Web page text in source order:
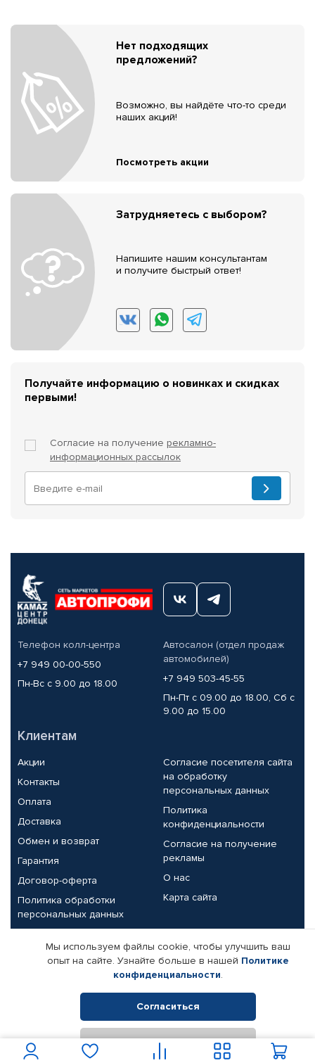
Нет подходящих
предложений?
Возможно, вы найдёте что-то среди
наших акций!
Посмотреть акции
Затрудняетесь с выбором?
Напишите нашим консультантам
и получите быстрый ответ!
Получайте информацию о новинках и скидках
первыми!
Согласие на получение рекламно-
информационных рассылок
Телефон колл-центра
+7 949 00-00-550
Пн-Вс с 9.00 до 18.00
Автосалон (отдел продаж
автомобилей)
+7 949 503-45-55
Пн-Пт с 09.00 до 18.00, Сб с
9.00 до 15.00
Клиентам
Акции
Контакты
Оплата
Доставка
Обмен и возврат
Гарантия
Договор-оферта
Политика обработки
персональных данных
Согласие посетителя сайта
на обработку
персональных данных
Политика
конфиденциальности
Согласие на получение
рекламы
О нас
Карта сайта
Партнерам
Корпоративным клиентам
Поставщикам
Реквизиты компании
© КАМАЗ ЦЕНТР ДОНЕЦК, 2015-2026. Все права защищены.
Интернет-магазин автомобильных товаров Автопрофи.
Мы используем файлы cookie, чтобы улучшить ваш
опыт на сайте. Узнайте больше в нашей Политике
конфиденциальности.
Согласиться
Отклонить